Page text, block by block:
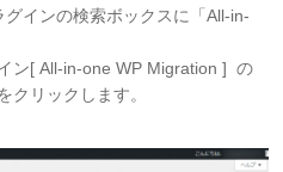
インの検索ボックスに「All-in-
ン[ All-in-one WP Migration ] の
クリックします。